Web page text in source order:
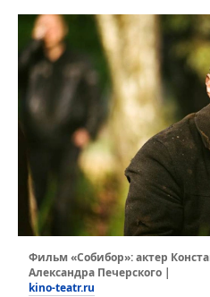
Фильм «Собибор»: актер
Александра Печерского |
kino-teatr.ru